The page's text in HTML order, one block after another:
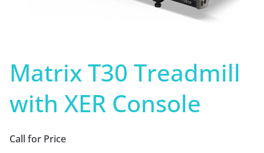
Matrix T30 Treadmill
with XER Console
Call for Price